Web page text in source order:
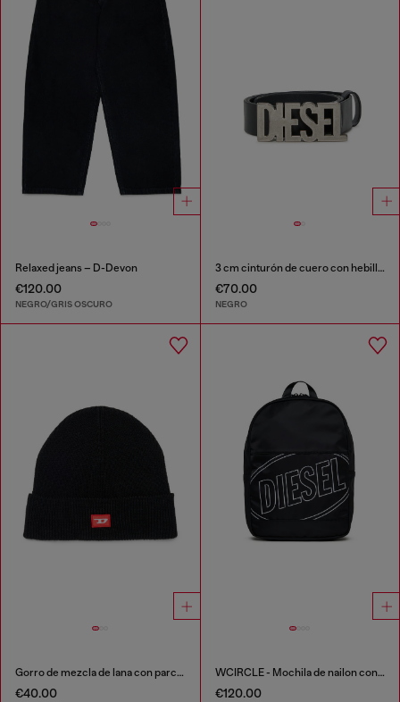
Relaxed jeans – D-Devon
€120.00
NEGRO/GRIS OSCURO
3 cm cinturón de cuero con hebilla Diesel
€70.00
NEGRO
Gorro de mezcla de lana con parche de logo D
€40.00
WCIRCLE - Mochila de nailon con logo estampado
€120.00